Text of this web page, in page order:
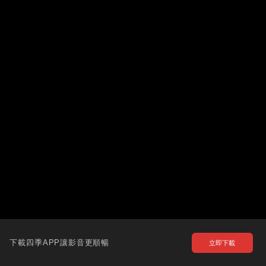
下載四季APP讓影音更順暢 立即下載